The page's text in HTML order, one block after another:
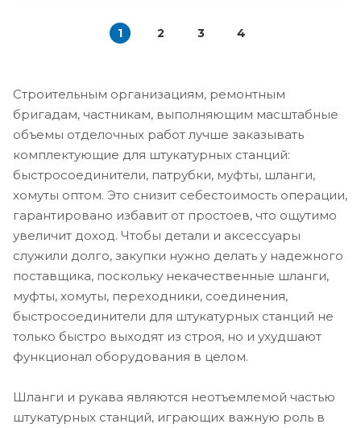
1 2 3 4
Строительным организациям, ремонтным
бригадам, частникам, выполняющим масштабные
объемы отделочных работ лучше заказывать
комплектующие для штукатурных станций:
быстросоединители, патрубки, муфты, шланги,
хомуты оптом. Это снизит себестоимость операции,
гарантировано избавит от простоев, что ощутимо
увеличит доход. Чтобы детали и аксессуары
служили долго, закупки нужно делать у надежного
поставщика, поскольку некачественные шланги,
муфты, хомуты, переходники, соединения,
быстросоединители для штукатурных станций не
только быстро выходят из строя, но и ухудшают
функционал оборудования в целом.
Шланги и рукава являются неотъемлемой частью
штукатурных станций, играющих важную роль в